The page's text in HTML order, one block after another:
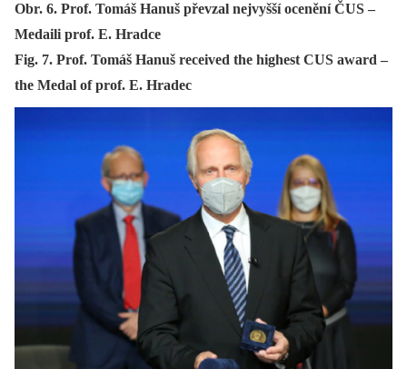
Obr. 6. Prof. Tomáš Hanuš převzal nejvyšší ocenění ČUS –
Medaili prof. E. Hradce
Fig. 7. Prof. Tomáš Hanuš received the highest CUS award –
the Medal of prof. E. Hradec